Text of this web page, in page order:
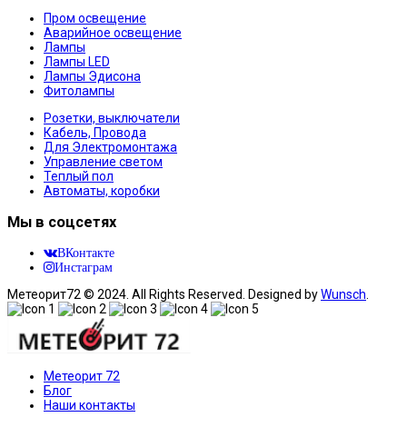
Пром освещение
Аварийное освещение
Лампы
Лампы LED
Лампы Эдисона
Фитолампы
Розетки, выключатели
Кабель, Провода
Для Электромонтажа
Управление светом
Теплый пол
Автоматы, коробки
Мы в соцсетях
ВКонтакте
Инстаграм
Метеорит72 © 2024. All Rights Reserved. Designed byWunsch
Метеорит 72
Блог
Наши контакты